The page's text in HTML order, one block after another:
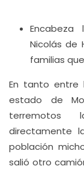
Encabeza
Nicolás de
familias
En tanto entre
estado de
terremotos
directamente
población
salió otro